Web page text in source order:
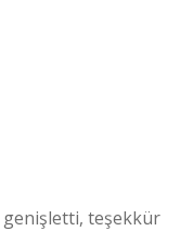
genişletti, teşekkür